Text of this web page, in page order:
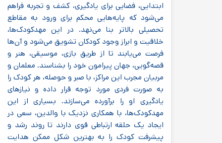
ابتدایی، فضایی برای یادگیری، کشف و تجربه فراهم
می‌شود که پایه‌هایی محکم برای ورود به مقاطع
تحصیلی بالاتر بنا می‌نهد. در این مهدکودک‌ها،
خلاقیت و ابراز وجود کودکان تشویق می‌شود و آن‌ها
فرصت می‌یابند تا از طریق بازی، موسیقی، هنر و
قصه‌گویی، جهان پیرامون خود را بشناسند. معلمان و
مربیان مجرب این مراکز، با صبر و حوصله، هر کودک را
به صورت فردی مورد توجه قرار داده و نیازهای
یادگیری او را برآورده می‌سازند. بسیاری از این
مهدکودک‌ها، با همکاری نزدیک با والدین، سعی در
ایجاد یک حلقه ارتباطی قوی دارند تا روند رشد و
پیشرفت کودک را به بهترین شکل ممکن هدایت